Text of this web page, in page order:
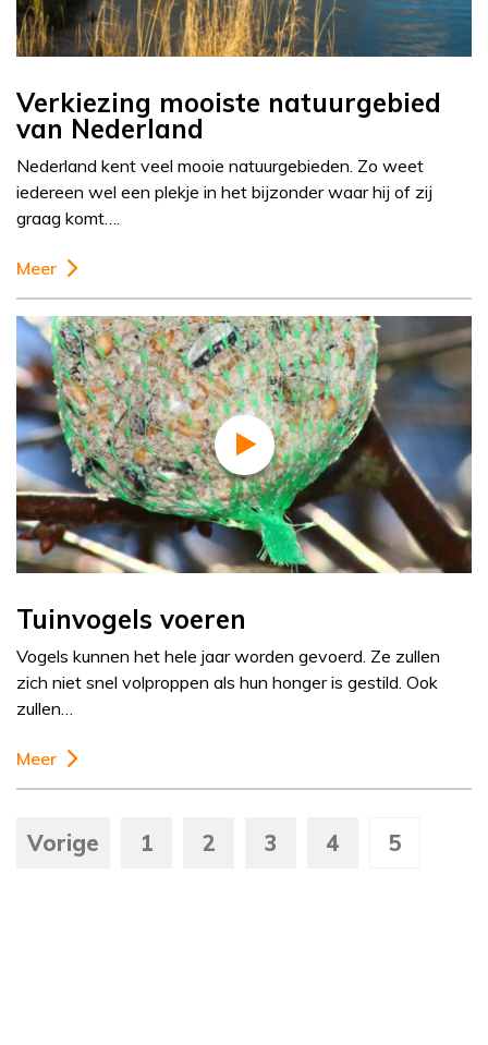
Verkiezing mooiste natuurgebied
van Nederland
Nederland kent veel mooie natuurgebieden. Zo weet
iedereen wel een plekje in het bijzonder waar hij of zij
graag komt….
Meer
Tuinvogels voeren
Vogels kunnen het hele jaar worden gevoerd. Ze zullen
zich niet snel volproppen als hun honger is gestild. Ook
zullen…
Meer
Vorige 1 2 3 4 5